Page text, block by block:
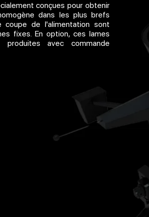
conçues pour obtenir
dans les plus brefs
coupe de l'alimentation sont
fixes. En option, ces lames
avec commande